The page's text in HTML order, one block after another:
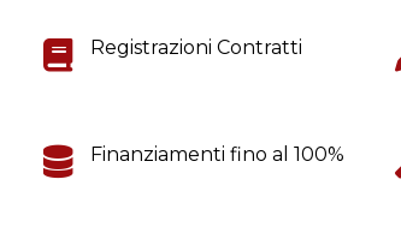
Registrazioni Contratti
Finanziamenti fino al 100%